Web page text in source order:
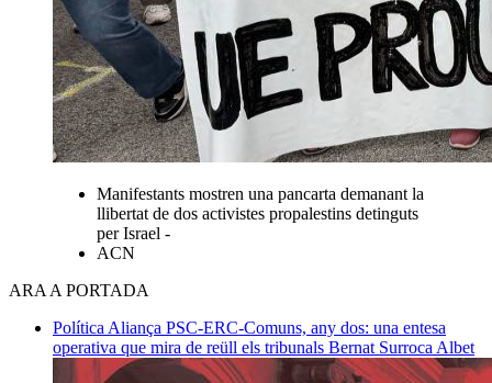
Manifestants mostren una pancarta demanant la
llibertat de dos activistes propalestins detinguts
per Israel -
ACN
ARA A PORTADA
Política Aliança PSC-ERC-Comuns, any dos: una entesa
operativa que mira de reüll els tribunals Bernat Surroca Albet